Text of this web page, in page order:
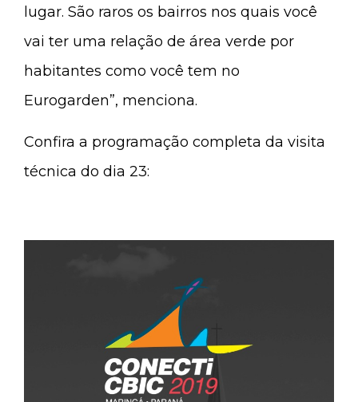
lugar. São raros os bairros nos quais você
vai ter uma relação de área verde por
habitantes como você tem no
Eurogarden”, menciona.
Confira a programação completa da visita
técnica do dia 23: